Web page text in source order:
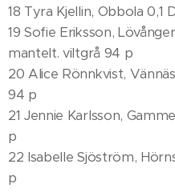
18 Tyra Kjellin, Obbola 0,1
19 Sofie Eriksson,
mantelt. viltgrå 94 p
20 Alice Rönnkvist,
94 p
21 Jennie Karlsson,
p
22 Isabelle Sjöström,
p